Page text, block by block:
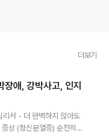
더보기
애, 강박사고, 인지
리서 - 더 완벽하지 않아도
상 (정신분열증) 순전히